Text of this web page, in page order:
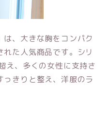
、大きな胸をコンパク
た人気商品です。シリ
え、多くの女性に支持さ
きりと整え、洋服のラ